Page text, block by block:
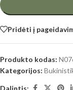
Pridėti į
Produkto kodas:
Kategorijos:
Dalintis: